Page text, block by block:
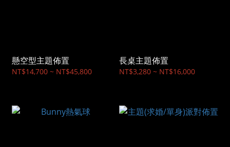
懸空型主題佈置
NT$14,700 ~ NT$45,800
長桌主題佈置
NT$3,280 ~ NT$16,000